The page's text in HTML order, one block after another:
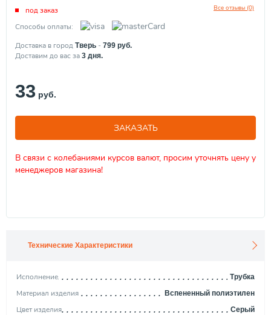
Все отзывы (0)
под заказ
Способы оплаты:
Доставка в город Тверь - 799 руб.
Доставим до вас за 3 дня.
33 руб.
ЗАКАЗАТЬ
В связи с колебаниями курсов валют, просим уточнять цену у
менеджеров магазина!
Технические Характеристики
Исполнение Трубка
Материал изделия Вспененный полиэтилен
Цвет изделия Серый